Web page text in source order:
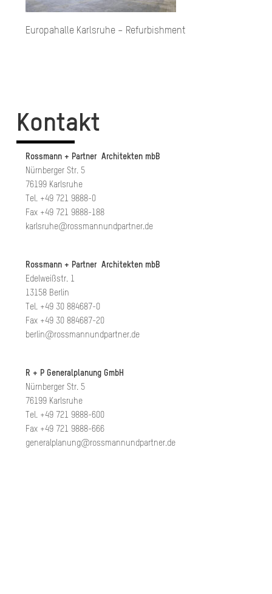
Europahalle Karlsruhe – Refurbishment
Kontakt
Rossmann + Partner Architekten mbB
Nürnberger Str. 5
76199 Karlsruhe
Tel. +49 721 9888-0
Fax +49 721 9888-188
karlsruhe@rossmannundpartner.de
Rossmann + Partner Architekten mbB
Edelweißstr. 1
13158 Berlin
Tel. +49 30 884687-0
Fax +49 30 884687-20
berlin@rossmannundpartner.de
R + P Generalplanung GmbH
Nürnberger Str. 5
76199 Karlsruhe
Tel. +49 721 9888-600
Fax +49 721 9888-666
generalplanung@rossmannundpartner.de